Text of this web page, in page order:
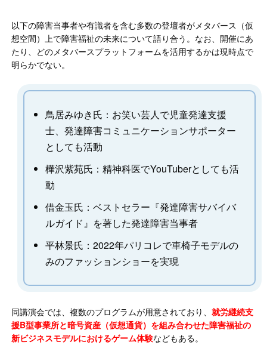
以下の障害当事者や有識者を含む多数の登壇者がメタバース（仮
想空間）上で障害福祉の未来について語り合う。なお、開催にあ
たり、どのメタバースプラットフォームを活用するかは現時点で
明らかでない。
鳥居みゆき氏：お笑い芸人で児童発達支援
士、発達障害コミュニケーションサポーター
としても活動
樺沢紫苑氏：精神科医でYouTuberとしても活
動
借金玉氏：ベストセラー『発達障害サバイバ
ルガイド』を著した発達障害当事者
平林景氏：2022年パリコレで車椅子モデルの
みのファッションショーを実現
同講演会では、複数のプログラムが用意されており、就労継続支
援B型事業所と暗号資産（仮想通貨）を組み合わせた障害福祉の
新ビジネスモデルにおけるゲーム体験などもある。